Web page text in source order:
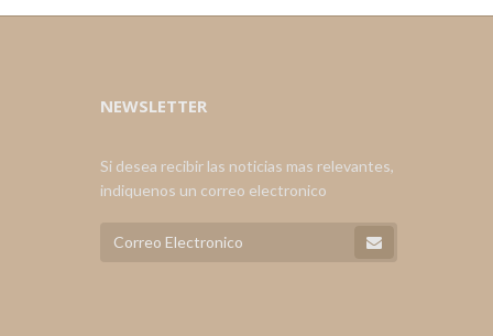
NEWSLETTER
Si desea recibir las noticias mas relevantes,
indiquenos un correo electronico